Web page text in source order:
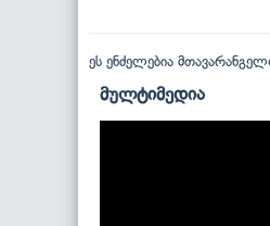
ეს ენძელებია
მულტიმედია